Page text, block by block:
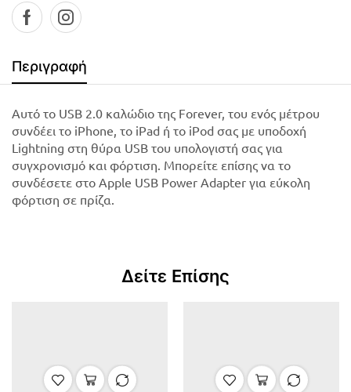
Περιγραφή
Αυτό το USB 2.0 καλώδιο της Forever, του ενός μέτρου
συνδέει το iPhone, το iPad ή το iPod σας με υποδοχή
Lightning στη θύρα USB του υπολογιστή σας για
συγχρονισμό και φόρτιση. Μπορείτε επίσης να το
συνδέσετε στο Apple USB Power Adapter για εύκολη
φόρτιση σε πρίζα.
Δείτε Επίσης